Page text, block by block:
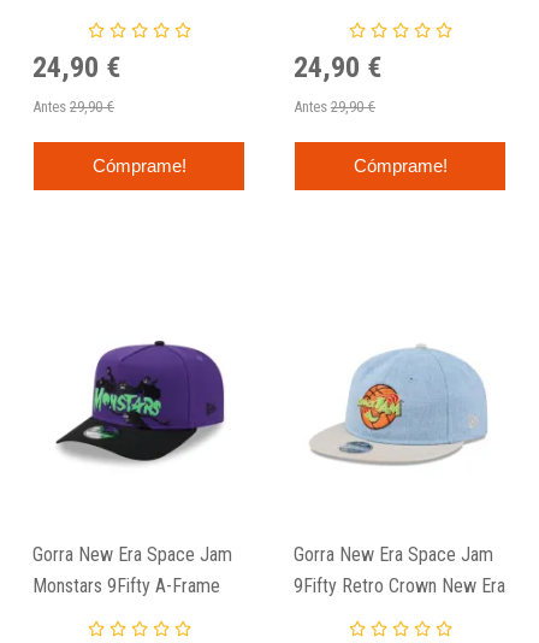
Classic Gris
24,90 €
Antes 29,90 €
Cómprame!
24,90 €
Antes 29,90 €
Cómprame!
Gorra New Era Space Jam
Monstars 9Fifty A-Frame
Gorra New Era Space Jam
9Fifty Retro Crown New Era